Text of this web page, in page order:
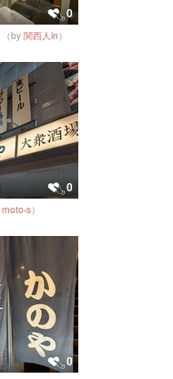
0
（by 関西人in ）
0
moto-s）
0